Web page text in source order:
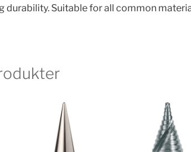
durability. Suitable for all common